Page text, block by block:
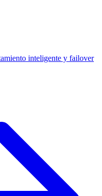
inteligente y failover